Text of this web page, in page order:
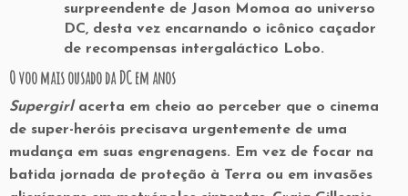
surpreendente de Jason Momoa ao universo
DC, desta vez encarnando o icônico caçador
de recompensas intergaláctico Lobo.
O voo mais ousado da DC em anos
Supergirlacerta em cheio ao perceber que o cinema
de super-heróis precisava urgentemente de uma
mudança em suas engrenagens. Em vez de focar na
batida jornada de proteção à Terra ou em invasões